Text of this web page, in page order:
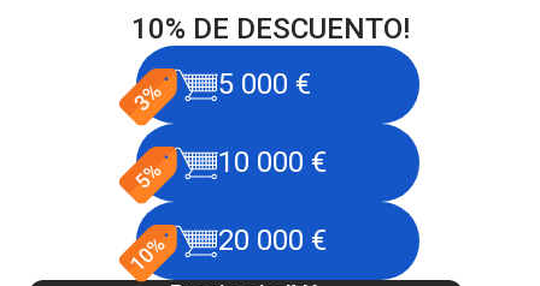
10% DE DESCUENTO!
5 000 €
10 000 €
20 000 €